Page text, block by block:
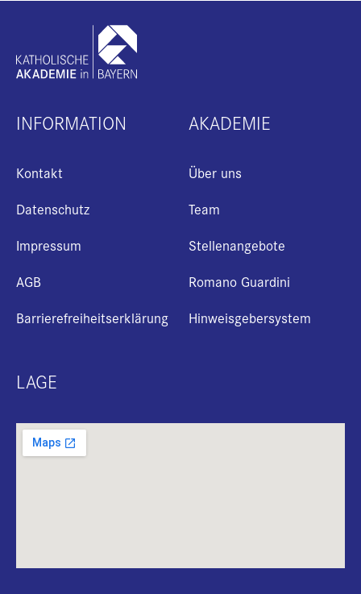
INFORMATION
Kontakt
Datenschutz
Impressum
AGB
Barrierefreiheitserklärung
AKADEMIE
Über uns
Team
Stellenangebote
Romano Guardini
Hinweisgebersystem
LAGE